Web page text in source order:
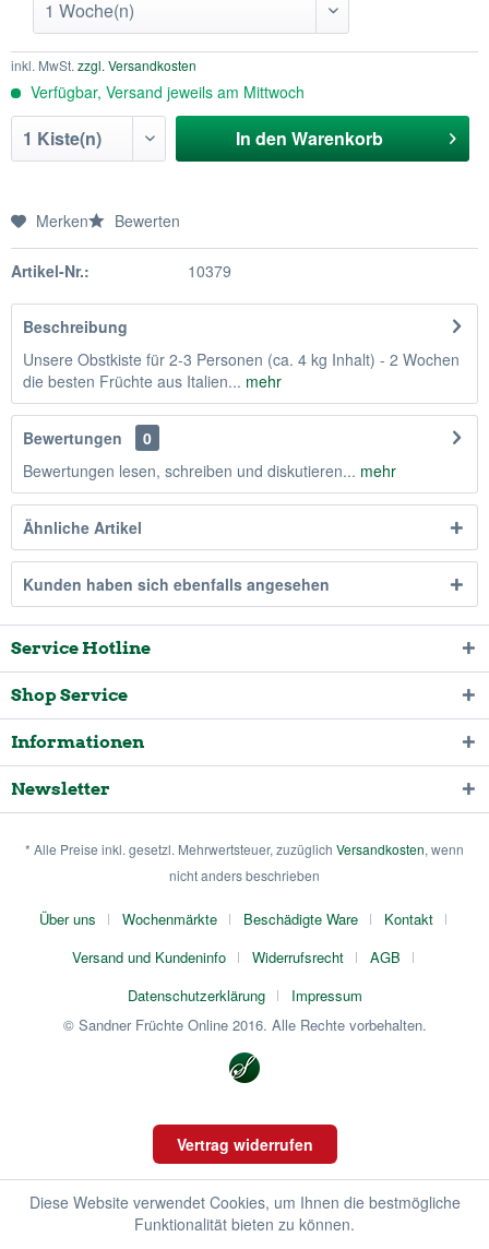
inkl. MwSt. zzgl. Versandkosten
Verfügbar, Versand jeweils am Mittwoch
In den Warenkorb
Merken Bewerten
Artikel-Nr.: 10379
Beschreibung
Unsere Obstkiste für 2-3 Personen (ca. 4 kg Inhalt) - 2 Wochen
die besten Früchte aus Italien... mehr
Bewertungen
0
Bewertungen lesen, schreiben und diskutieren... mehr
Ähnliche Artikel
Kunden haben sich ebenfalls angesehen
Service Hotline
Shop Service
Informationen
Newsletter
* Alle Preise inkl. gesetzl. Mehrwertsteuer, zuzüglich Versandkosten, wenn
nicht anders beschrieben
Über uns Wochenmärkte Beschädigte Ware
Kontakt
Versand und Kundeninfo
Widerrufsrecht
AGB
Datenschutzerklärung
Impressum
© Sandner Früchte Online 2016. Alle Rechte vorbehalten.
Vertrag widerrufen
Diese Website verwendet Cookies, um Ihnen die bestmögliche
Funktionalität bieten zu können.